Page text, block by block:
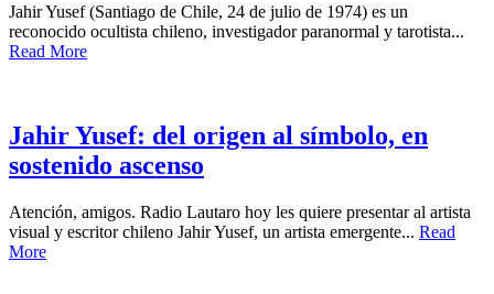
Jahir Yusef (Santiago de Chile, 24 de julio de 1974) es un
reconocido ocultista chileno, investigador paranormal y tarotista...
Read More
Jahir Yusef: del origen al símbolo, en
sostenido ascenso
Atención, amigos. Radio Lautaro hoy les quiere presentar al artista
visual y escritor chileno Jahir Yusef, un artista emergente... Read
More